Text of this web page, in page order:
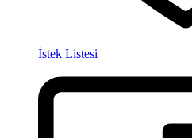
İstek Listesi